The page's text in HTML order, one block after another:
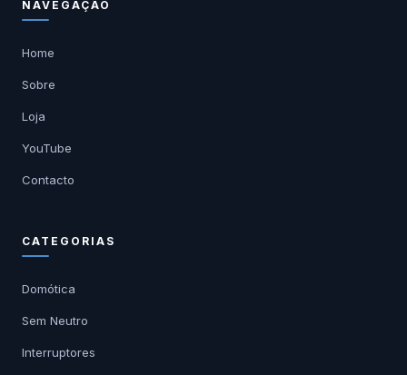
NAVEGAÇÃO
Home
Sobre
Loja
YouTube
Contacto
CATEGORIAS
Domótica
Sem Neutro
Interruptores